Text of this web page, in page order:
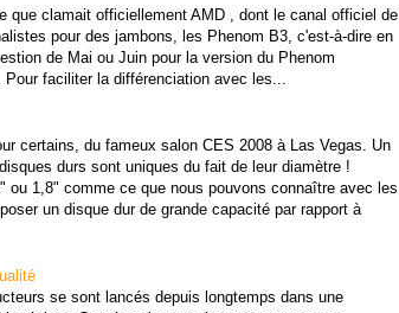
que clamait officiellement AMD , dont le canal officiel de
pour des jambons, les Phenom B3, c'est-à-dire en
de Mai ou Juin pour la version du Phenom
faciliter la différenciation avec les...
certains, du fameux salon CES 2008 à Las Vegas. Un
durs sont uniques du fait de leur diamètre !
ou 1,8" comme ce que nous pouvons connaître avec les
un disque dur de grande capacité par rapport à
se sont lancés depuis longtemps dans une